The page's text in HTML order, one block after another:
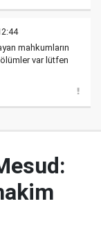
mahkumların
var lütfen